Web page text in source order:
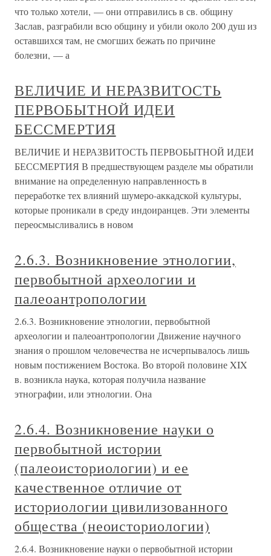
что только хотели, — они отправились в св. общину
Заслав, разграбили всю общину и убили около 200 душ из
оставшихся там, не смогших бежать по причине
болезни, — а
ВЕЛИЧИЕ И НЕРАЗВИТОСТЬ
ПЕРВОБЫТНОЙ ИДЕИ
БЕССМЕРТИЯ
ВЕЛИЧИЕ И НЕРАЗВИТОСТЬ ПЕРВОБЫТНОЙ ИДЕИ
БЕССМЕРТИЯ В предшествующем разделе мы обратили
внимание на определенную направленность в
переработке тех влияний шумеро-аккадской культуры,
которые проника­ли в среду индоиранцев. Эти элементы
переосмыслива­лись в новом
2.6.3. Возникновение этнологии,
первобытной археологии и
палеоантропологии
2.6.3. Возникновение этнологии, первобытной
археологии и палеоантропологии Движение научного
знания о прошлом человечества не исчерпывалось лишь
новым постижением Востока. Во второй половине XIX
в. возникла наука, которая получила название
этнографии, или этнологии. Она
2.6.4. Возникновение науки о
первобытной истории
(палеоисториологии) и ее
качественное отличие от
историологии цивилизованного
общества (неоисториологии)
2.6.4. Возникновение науки о первобытной истории